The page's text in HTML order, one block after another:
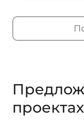
проектах